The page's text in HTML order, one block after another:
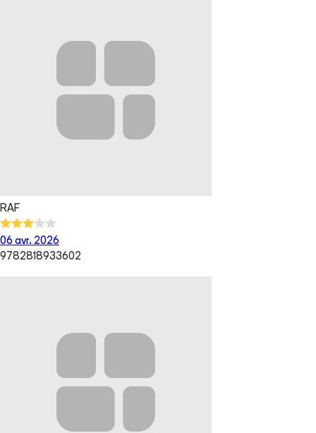
RAF
06 avr. 2026
9782818933602